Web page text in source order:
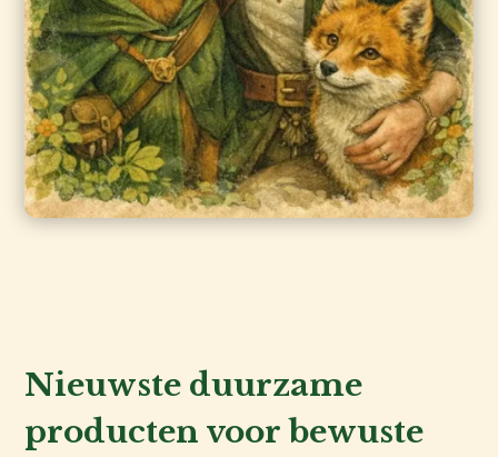
Nieuwste duurzame
producten voor bewuste